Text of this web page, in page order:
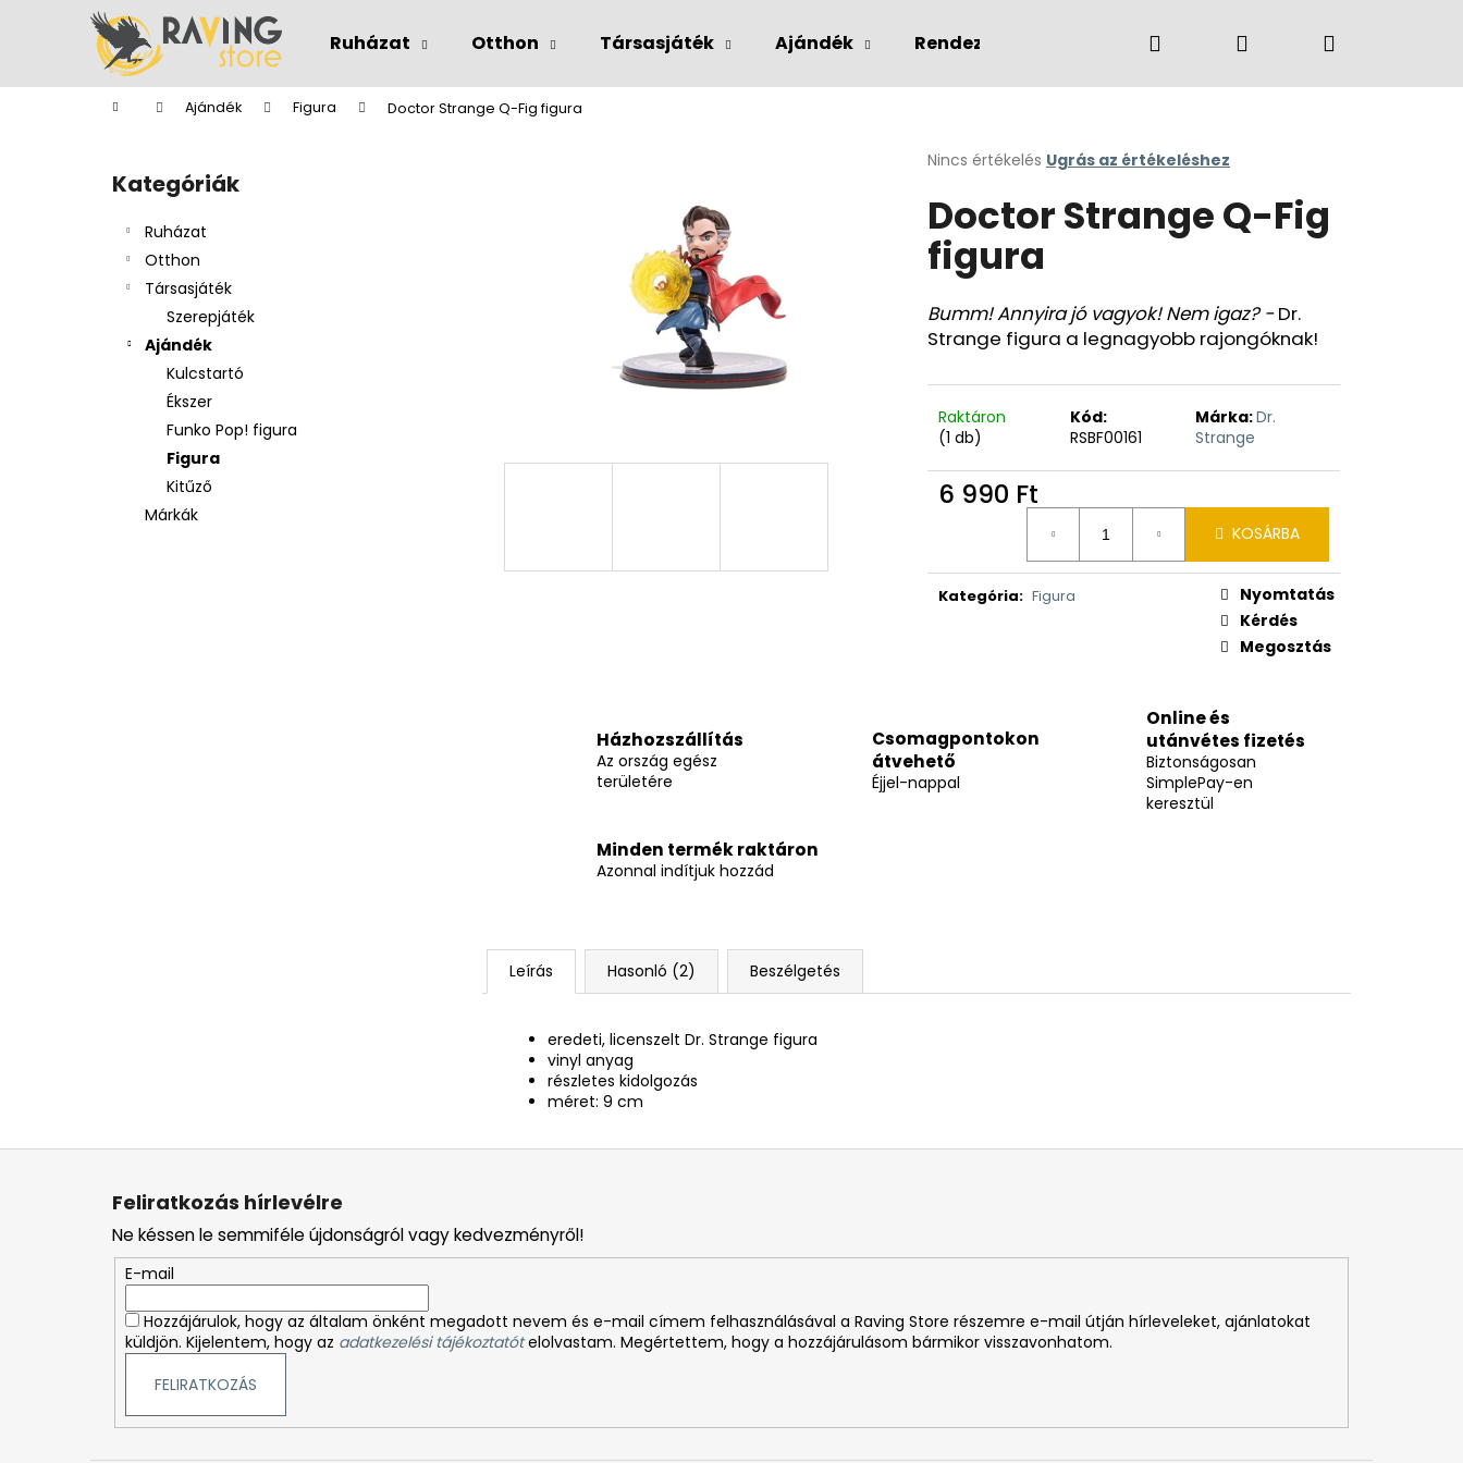
Ruházat Otthon Társasjáték Ajándék Rendezvények Márkák Keresés Bejelentkezés
KezdőlapAjándék Figura Doctor Strange Q-Fig figura
Kategóriák
átugrása
Kategóriák
Ruházat
Otthon
Társasjáték
Szerepjáték
Ajándék
Kulcstartó
Ékszer
Funko Pop! figura
Figura
Kitűző
Márkák
A
átlagos
értékelése
5-
csillag.
Nincs értékelés Ugrás az értékeléshez
Doctor Strange Q-Fig
figura
Bumm! Annyira jó vagyok! Nem igaz? -Dr.
Strange figura a legnagyobb rajongóknak!
Raktáron
(1 db)
Kód:
RSBF00161
Márka:Dr.
Strange
6 990 Ft
KOSÁRBA
Kategória: Figura
Nyomtatás
Kérdés
Megosztás
Házhozszállítás
Az ország egész
területére
Csomagpontokon
átvehető
Éjjel-nappal
Online és
utánvétes fizetés
Biztonságosan
SimplePay-en
keresztül
Minden termék raktáron
Azonnal indítjuk hozzád
Leírás Hasonló (2) Beszélgetés
eredeti, licenszelt Dr. Strange figura
vinyl anyag
részletes kidolgozás
méret: 9 cm
á
Vissza
a boltba
Vissza
a boltba
Mit keres?
L
Feliratkozás hírlevélre
Ne késsen le semmiféle újdonságról vagy kedvezményről!
E-mail
Hozzájárulok, hogy az általam önként megadott nevem és e-mail címem felhasználásával a Raving Store részemre e-mail útján hírleveleket, ajánlatokat
küldjön. Kijelentem, hogy az adatkezelési tájékoztatót elolvastam. Megértettem, hogy a hozzájárulásom bármikor visszavonhatom.
FELIRATKOZÁS